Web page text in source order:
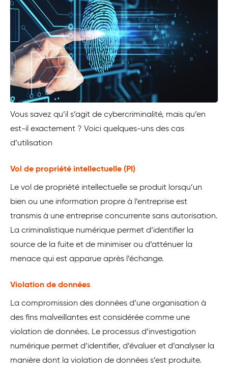
Vous savez qu’il s’agit de cybercriminalité, mais qu’en
est-il exactement ? Voici quelques-uns des cas
d’utilisation
Vol de propriété intellectuelle (PI)
Le vol de propriété intellectuelle se produit lorsqu’un
bien ou une information propre à l’entreprise est
transmis à une entreprise concurrente sans autorisation.
La criminalistique numérique permet d’identifier la
source de la fuite et de minimiser ou d’atténuer la
menace qui est apparue après l’échange.
Violation de données
La compromission des données d’une organisation à
des fins malveillantes est considérée comme une
violation de données. Le processus d’investigation
numérique permet d’identifier, d’évaluer et d’analyser la
manière dont la violation de données s’est produite.